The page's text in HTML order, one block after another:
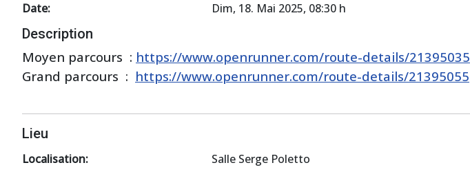
Date:
Dim, 18. Mai 2025, 08:30 h
Description
Moyen parcours : https://www.openrunner.com/route-details/21395035
Grand parcours : https://www.openrunner.com/route-details/21395055
Lieu
Localisation: Salle Serge Poletto